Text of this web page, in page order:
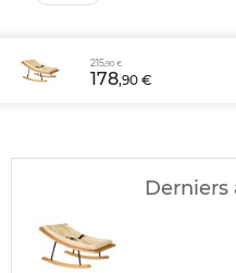
215,90 €
178,90 €
Derniers